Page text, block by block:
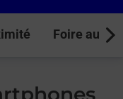
Foire aux